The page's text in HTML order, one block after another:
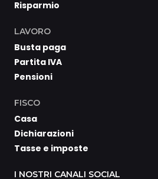
Risparmio
LAVORO
Busta paga
Partita IVA
Pensioni
FISCO
Casa
Dichiarazioni
Tasse e imposte
I NOSTRI CANALI SOCIAL